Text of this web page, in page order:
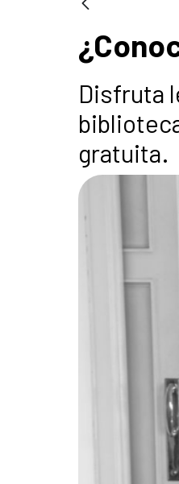
Disfruta
gratuita.